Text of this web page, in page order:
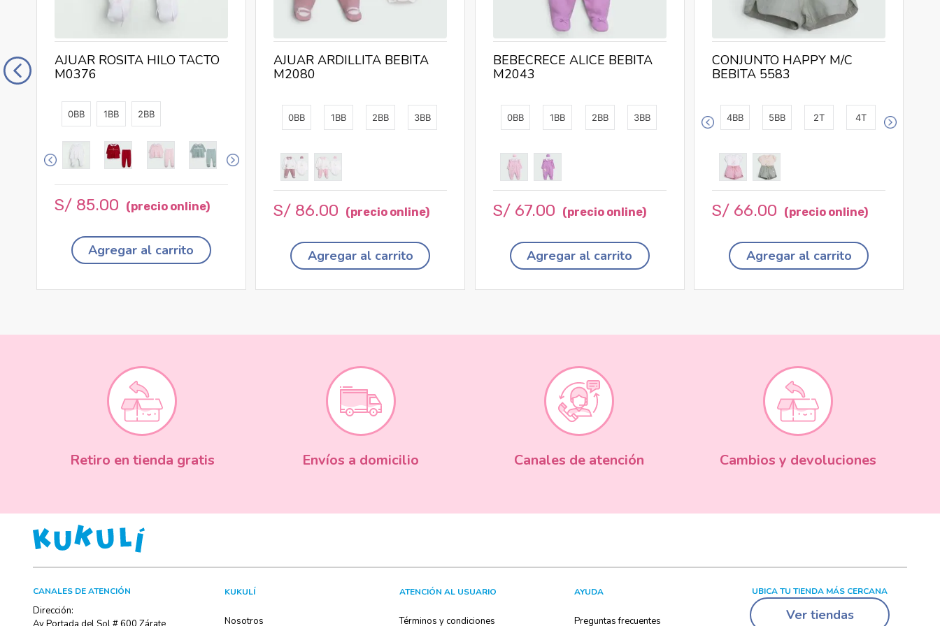
0BB 1BB 2BB
AJUAR ROSITA HILO TACTO
M0376
S/ 85.00
Agregar al carrito
0BB 1BB 2BB 3BB
AJUAR ARDILLITA BEBITA
M2080
S/ 86.00
Agregar al carrito
0BB 1BB 2BB 3BB
BEBECRECE ALICE BEBITA
M2043
S/ 67.00
Agregar al carrito
4BB 5BB 2T 4T
CONJUNTO HAPPY M/C
BEBITA 5583
S/ 66.00
Agregar al carrito
Retiro en tienda gratis Envíos a domicilio Canales de atención Cambios y devoluciones
CANALES DE ATENCIÓN
Dirección:
KUKULÍ
Nosotros
ATENCIÓN AL USUARIO
Términos y condiciones
AYUDA
Preguntas frecuentes
UBICA TU TIENDA MÁS CERCANA
Ver tiendas